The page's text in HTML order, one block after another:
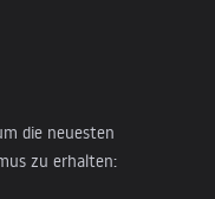
die neuesten
zu erhalten: